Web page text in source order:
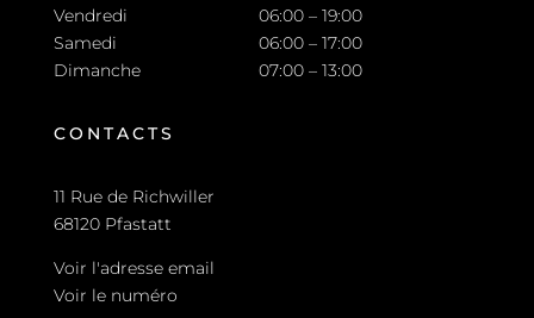
Vendredi
Samedi
Dimanche
06:00 – 19:00
06:00 – 17:00
07:00 – 13:00
CONTACTS
11 Rue de Richwiller
68120 Pfastatt
Voir l'adresse email
Voir le numéro